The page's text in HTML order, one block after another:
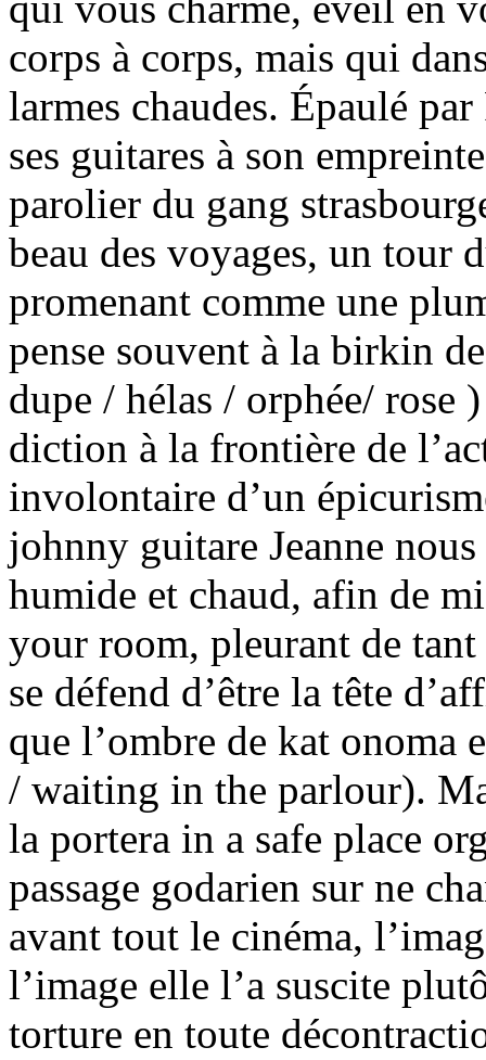
corps à corps, mais qui
larmes chaudes. Épaulé
ses guitares à son
parolier du gang
beau des voyages, un tour
promenant comme une
pense souvent à la birkin
dupe / hélas / orphée/ rose
diction à la frontière de
involontaire d’un
johnny guitare Jeanne
humide et chaud, afin de
your room, pleurant de tant
se défend d’être la tête
que l’ombre de kat onoma
/ waiting in the parlour).
la portera in a safe place
passage godarien sur ne
avant tout le cinéma,
l’image elle l’a suscite
torture en toute